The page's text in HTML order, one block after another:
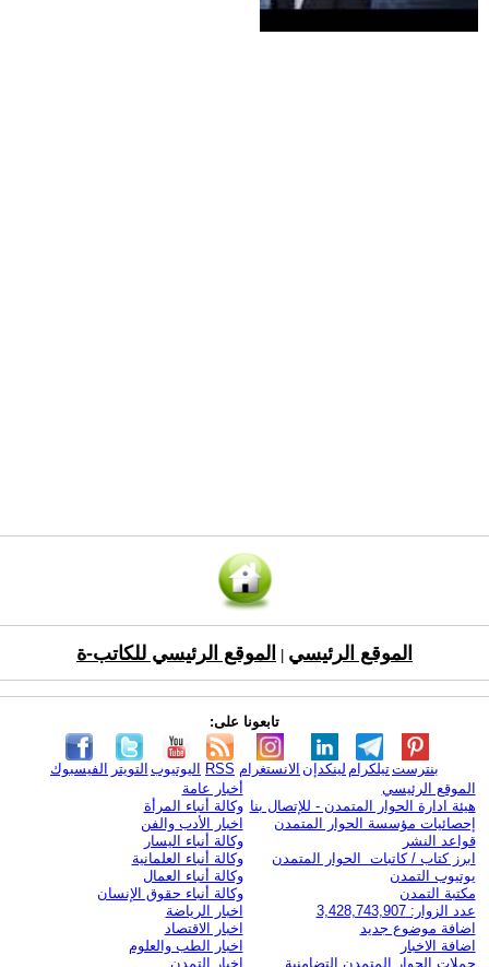
الموقع الرئيسي الموقع الرئيسي للكاتب-ة
تابعونا على:
الفيسبوك التويتر اليوتيوب RSS الانستغرام لينكدإن تيلكرامبنترست
الموقع الرئيسي
هيئة ادارة الحوار المتمدن - للإتصال بنا
إحصائيات مؤسسة الحوار المتمدن
قواعد النشر
ابرز كتاب / كاتبات الحوار المتمدن
يوتيوب التمدن
مكتبة التمدن
عدد الزوار: 3,428,743,907
اضافة موضوع جديد
اضافة الاخبار
حملات الحوار المتمدن التضامنية
أخبار عامة
وكالة أنباء المرأة
اخبار الأدب والفن
وكالة أنباء اليسار
وكالة أنباء العلمانية
وكالة أنباء العمال
وكالة أنباء حقوق الإنسان
اخبار الرياضة
اخبار الاقتصاد
اخبار الطب والعلوم
اخبار التمدن